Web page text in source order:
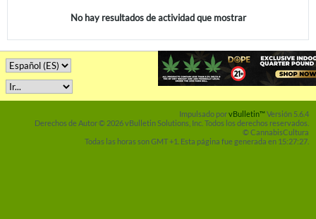
No hay resultados de actividad que mostrar
Impulsado porvBulletin™Versión 5.6.4
Derechos de Autor © 2026 vBulletin Solutions, Inc. Todos los derechos reservados.
© CannabisCultura
Todas las horas son GMT +1. Esta página fue generada en 15:27:27.